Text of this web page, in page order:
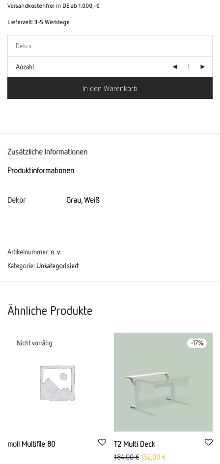
war:
ist:
Versandkostenfrei in DE ab 1.000,-€
Lieferzeit:3-5 Werktage
Anzahl
In den Warenkorb
Zusätzliche Informationen
Produktinformationen
Dekor Grau, Weiß
Artikelnummer: n. v.
Kategorie: Unkategorisiert
Ähnliche Produkte
moll Multifile 80
-17%
T2 Multi Deck
184,00€ Ursprünglicher Preis war:
152,00 €Aktueller Preis ist: